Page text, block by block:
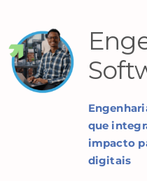
que
impacto
digitais